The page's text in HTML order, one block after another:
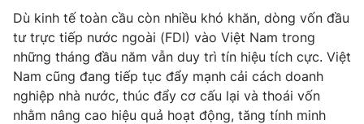
Dù kinh tế toàn cầu còn nhiều khó khăn, dòng vốn đầu
tư trực tiếp nước ngoài (FDI) vào Việt Nam trong
những tháng đầu năm vẫn duy trì tín hiệu tích cực. Việt
Nam cũng đang tiếp tục đẩy mạnh cải cách doanh
nghiệp nhà nước, thúc đẩy cơ cấu lại và thoái vốn
nhằm nâng cao hiệu quả hoạt động, tăng tính minh